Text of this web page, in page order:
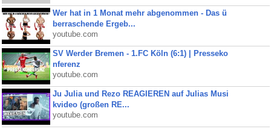
Wer hat in 1 Monat mehr abgenommen - Das ü
berraschende Ergeb...
youtube.com
SV Werder Bremen - 1.FC Köln (6:1) | Presseko
nferenz
youtube.com
Ju Julia und Rezo REAGIEREN auf Julias Musi
kvideo (großen RE...
youtube.com